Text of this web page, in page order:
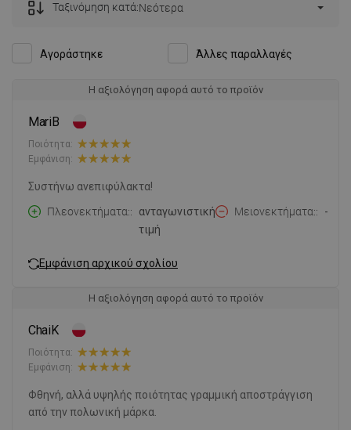
Αγοράστηκε Άλλες παραλλαγές
Ταξινόμηση κατά:Νεότερα
Η αξιολόγηση αφορά αυτό το προϊόν
MariB
Ποιότητα:
Εμφάνιση:
Συστήνω ανεπιφύλακτα!
Πλεονεκτήματα:
ανταγωνιστική
τιμή
Μειονεκτήματα: -
Εμφάνιση αρχικού σχολίου
Η αξιολόγηση αφορά αυτό το προϊόν
ChaiK
Ποιότητα:
Εμφάνιση:
Φθηνή, αλλά υψηλής ποιότητας γραμμική αποστράγγιση
από την πολωνική μάρκα.